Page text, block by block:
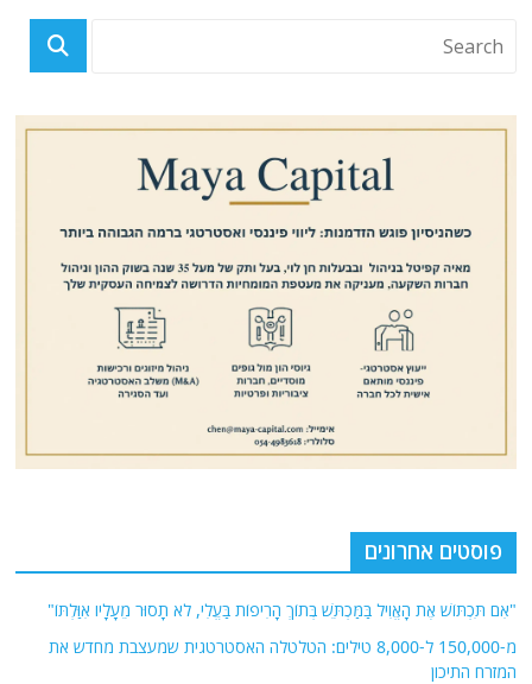
פוסטים אחרונים
"אִם תִּכְתּוֹשׁ אֶת הָאֱוִיל בַּמַּכְתֵּשׁ בְּתוֹךְ הָרִיפוֹת בַּעֱלִי, לֹא תָסוּר מֵעָלָיו אִוַּלְתּוֹ"
מ-150,000 ל-8,000 טילים: הטלטלה האסטרטגית שמעצבת מחדש את
המזרח התיכון